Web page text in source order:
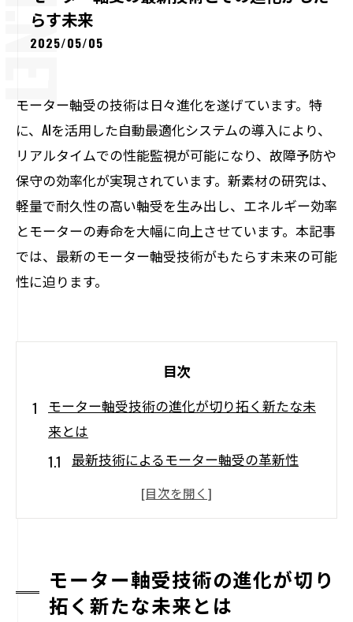
らす未来
2025/05/05
モーター軸受の技術は日々進化を遂げています。特
に、AIを活用した自動最適化システムの導入により、
リアルタイムでの性能監視が可能になり、故障予防や
保守の効率化が実現されています。新素材の研究は、
軽量で耐久性の高い軸受を生み出し、エネルギー効率
とモーターの寿命を大幅に向上させています。本記事
では、最新のモーター軸受技術がもたらす未来の可能
性に迫ります。
目次
モーター軸受技術の進化が切り拓く新たな未
来とは
最新技術によるモーター軸受の革新性
モーター軸受の進化が産業に与える影響
未来のモーター軸受技術が実現する効率
持続可能な社会に向けたモーター軸受の
役割
モーター軸受技術の進化が切り
拓く新たな未来とは